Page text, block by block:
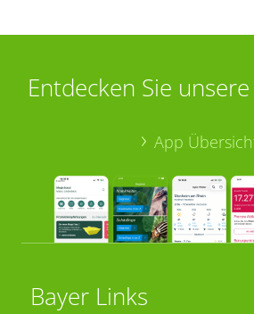
Entdecken Sie
App
Bayer Links